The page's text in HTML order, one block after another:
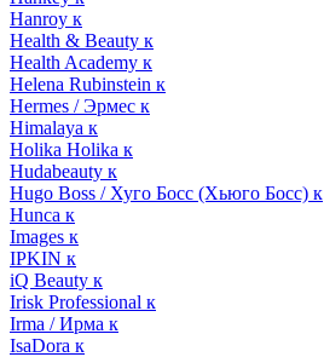
Hanroy к
Health & Beauty к
Health Academy к
Helena Rubinstein к
Hermes / Эрмес к
Himalaya к
Holika Holika к
Hudabeauty к
Hugo Boss / Хуго Босс (Хьюго Босс) к
Hunca к
Images к
IPKIN к
iQ Beauty к
Irisk Professional к
Irma / Ирма к
IsaDora к